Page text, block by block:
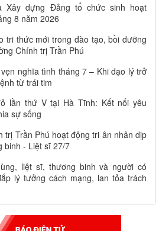
Xây dựng Đảng tổ chức sinh hoạt
8 năm 2026
tri thức mới trong đào tạo, bồi dưỡng
Chính trị Trần Phú
nghĩa tình tháng 7 – Khi đạo lý trở
từ trái tim
lần thứ V tại Hà Tĩnh: Kết nối yêu
sự sống
trị Trần Phú hoạt động tri ân nhân dịp
binh - Liệt sĩ 27/7
liệt sĩ, thương binh và người có
lý tưởng cách mạng, lan tỏa trách